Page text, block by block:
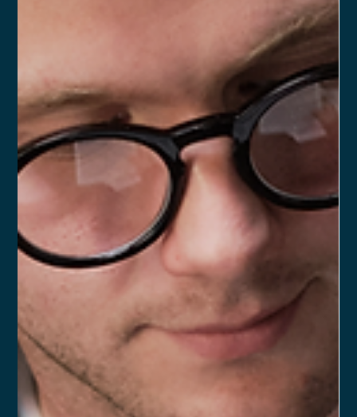
No mercado financeiro, onde o crescimento acelerado e a
entrada de novos sócios são movimentos comuns,
implementar um Acordo de Sócios bem estruturado é
fundamental para garantir estabilidade e previsibilidade nas
relações societárias. Mas na prática, por onde começar?